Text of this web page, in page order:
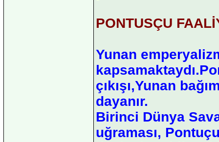
PONTUSÇU
Yunan
çıkışı,Yunan
dayanır.
Birinci Dünya
uğraması,